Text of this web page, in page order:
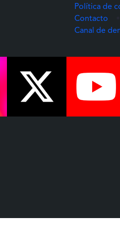
Política de
Contacto
Canal de